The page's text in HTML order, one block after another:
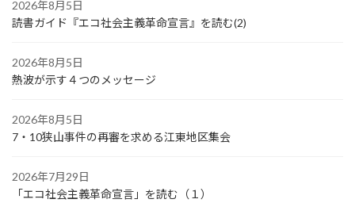
2026年8月5日
読書ガイド『エコ社会主義革命宣言』を読む(2)
2026年8月5日
熱波が示す４つのメッセージ
2026年8月5日
7・10狭山事件の再審を求める江東地区集会
2026年7月29日
「エコ社会主義革命宣言」を読む（１）